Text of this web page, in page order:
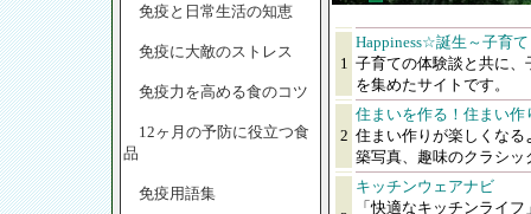
免疫と日常生活の知恵
免疫に大敵のストレス
免疫力を高める食のコツ
12ヶ月の予防に役立つ食
品
免疫用語集
1
Happiness☆誕生～子育て
子育ての体験談と共に
を集めたサイトです。
2
住まいを作る！住まい
住まい作りが楽しくな
築写真、趣味のクラシ
キッチンウェアナビ
「快適なキッチンライ